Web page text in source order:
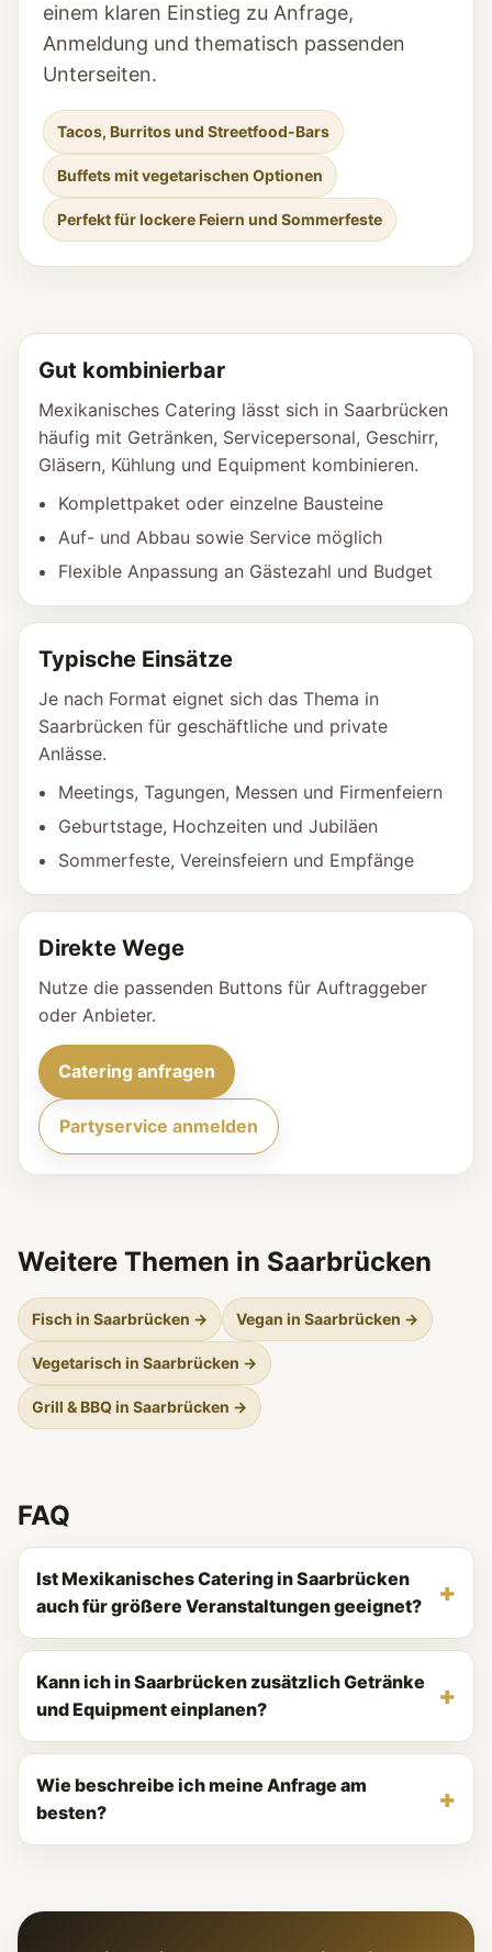
einem klaren Einstieg zu Anfrage,
Anmeldung und thematisch passenden
Unterseiten.
Tacos, Burritos und Streetfood-Bars
Buffets mit vegetarischen Optionen
Perfekt für lockere Feiern und Sommerfeste
Gut kombinierbar
Mexikanisches Catering lässt sich in Saarbrücken
häufig mit Getränken, Servicepersonal, Geschirr,
Gläsern, Kühlung und Equipment kombinieren.
Komplettpaket oder einzelne Bausteine
Auf- und Abbau sowie Service möglich
Flexible Anpassung an Gästezahl und Budget
Typische Einsätze
Je nach Format eignet sich das Thema in
Saarbrücken für geschäftliche und private
Anlässe.
Meetings, Tagungen, Messen und Firmenfeiern
Geburtstage, Hochzeiten und Jubiläen
Sommerfeste, Vereinsfeiern und Empfänge
Direkte Wege
Nutze die passenden Buttons für Auftraggeber
oder Anbieter.
Catering anfragen
Partyservice anmelden
Weitere Themen in Saarbrücken
Fisch in Saarbrücken → Vegan in Saarbrücken →
Vegetarisch in Saarbrücken →
Grill & BBQ in Saarbrücken →
FAQ
Ist Mexikanisches Catering in Saarbrücken
auch für größere Veranstaltungen geeignet?
Kann ich in Saarbrücken zusätzlich Getränke
und Equipment einplanen?
Wie beschreibe ich meine Anfrage am
besten?